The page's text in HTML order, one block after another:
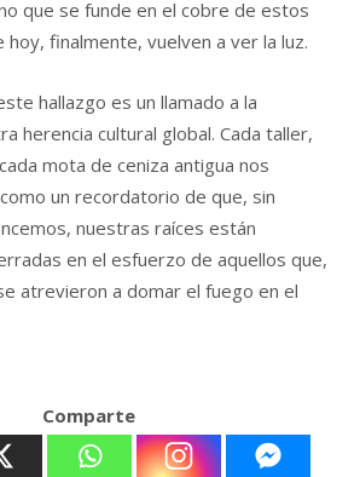
que se funde en el cobre de estos
finalmente, vuelven a ver la luz.
hallazgo es un llamado a la
herencia cultural global. Cada taller,
mota de ceniza antigua nos
un recordatorio de que, sin
nuestras raíces están
en el esfuerzo de aquellos que,
atrevieron a domar el fuego en el
Comparte